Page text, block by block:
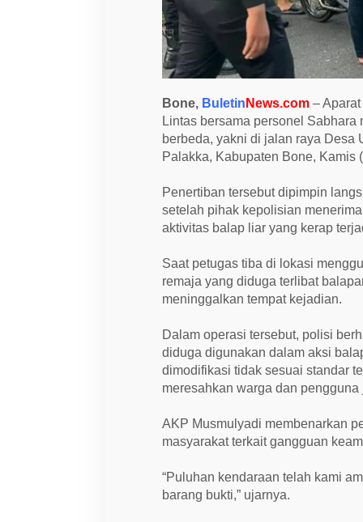
a
k
k
a
,
M
o
t
B
h
a
s
i
a
a
a
n
Bone, Buletin News.com –
Lintas bersama personel
berbeda, yakni di jalan raya Desa
Palakka, Kabupaten Bone, Kamis
Penertiban tersebut dipimpin
setelah pihak kepolisian
aktivitas balap liar yang kerap
Saat petugas tiba di lokasi
remaja yang diduga terlibat
meninggalkan tempat kejadian.
Dalam operasi tersebut, polisi
diduga digunakan dalam aksi
dimodifikasi tidak sesuai standar
meresahkan warga dan
AKP Musmulyadi membenarkan
masyarakat terkait gangguan
“Puluhan kendaraan telah kami
barang bukti,” ujarnya.